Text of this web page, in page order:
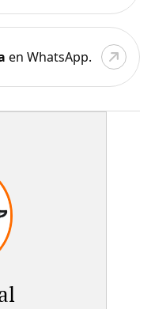
en WhatsApp.